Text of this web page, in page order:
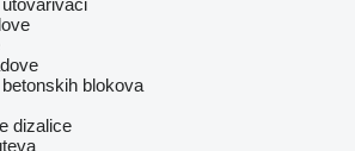
blokova
dizalice